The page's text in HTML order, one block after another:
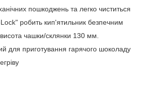
пошкоджень та легко чиститься
робить кип'ятильник безпечним
чашки/склянки 130 мм.
для приготування гарячого шоколаду